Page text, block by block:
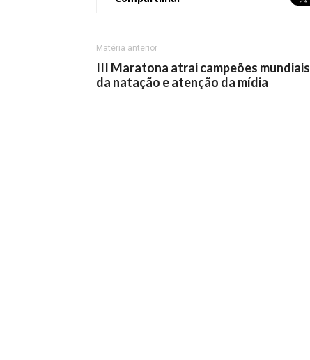
Matéria anterior
III Maratona atrai campeões mundiais
da natação e atenção da mídia